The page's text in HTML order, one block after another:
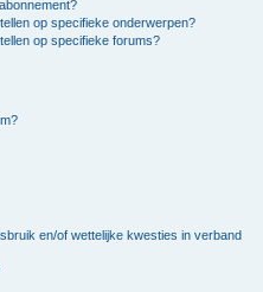
op specifieke onderwerpen?
op specifieke forums?
en/of wettelijke kwesties in verband